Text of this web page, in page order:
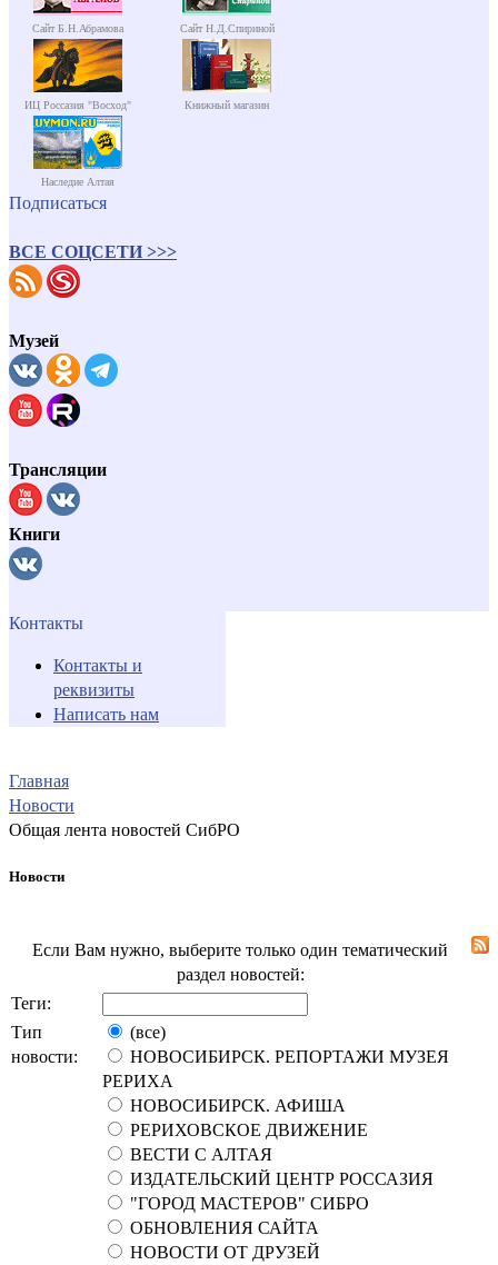
Сайт Б.Н.Абрамова Сайт Н.Д.Спириной
ИЦ Россазия "Восход" Книжный магазин
Наследие Алтая
Подписаться
ВСЕ СОЦСЕТИ >>>
Музей
Трансляции
Книги
Контакты
Контакты и
реквизиты
Написать нам
Главная
Новости
Общая лента новостей СибРО
Новости
Если Вам нужно, выберите только один тематический
раздел новостей:
Теги:
Тип
новости:
(все)
НОВОСИБИРСК. РЕПОРТАЖИ МУЗЕЯ
РЕРИХА
НОВОСИБИРСК. АФИША
РЕРИХОВСКОЕ ДВИЖЕНИЕ
ВЕСТИ С АЛТАЯ
ИЗДАТЕЛЬСКИЙ ЦЕНТР РОССАЗИЯ
"ГОРОД МАСТЕРОВ" СИБРО
ОБНОВЛЕНИЯ САЙТА
НОВОСТИ ОТ ДРУЗЕЙ